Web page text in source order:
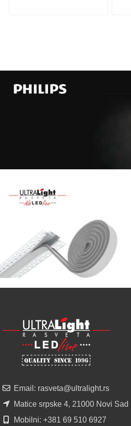
Najveći
izbor
SIJALICA
u
regionu
LED
PROFILI
TRIMLESS
DIFUZOROM
POGLEDAJ
Email: rasveta@ultralight.rs
Matice srpske 4, 21000 Novi Sad
Mobilni: +381 69 510 6927